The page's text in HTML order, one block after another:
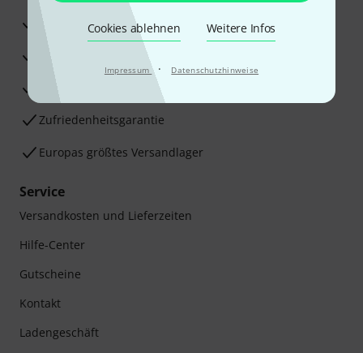
Cookies ablehnen Weitere Infos
Impressum · Datenschutzhinweise
30 Tage Money-Back-Garantie
Beratung durch Fachexperten
Zufriedenheitsgarantie
Europas größtes Versandlager
Service
Versandkosten und Lieferzeiten
Hilfe-Center
Gutscheine
Kontakt
Ladengeschäft